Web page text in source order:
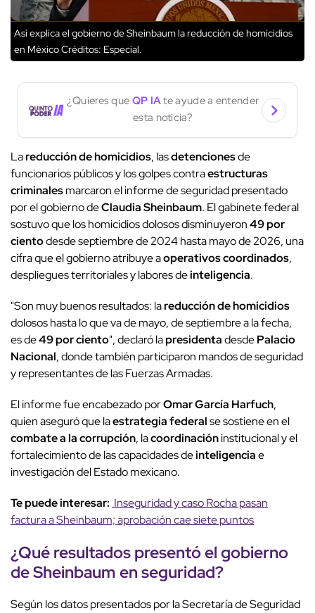
Así explica el gobierno de Sheinbaum la reducción de homicidios
en MéxicoCréditos: Especial.
¿Quieres que QP IAte ayude a entender
esta noticia?
Lareducción de homicidios, lasdetencionesde
funcionarios públicos y los golpes contraestructuras
criminalesmarcaron el informe de seguridad presentado
por el gobierno deClaudia Sheinbaum. El gabinete federal
sostuvo que los homicidios dolosos disminuyeron49 por
cientodesde septiembre de 2024 hasta mayo de 2026, una
cifra que el gobierno atribuye aoperativos coordinados,
despliegues territoriales y labores deinteligencia.
"Son muy buenos resultados: lareducción de homicidios
dolosos hasta lo que va de mayo, de septiembre a la fecha,
es de49 por ciento", declaró lapresidentadesdePalacio
Nacional, donde también participaron mandos de seguridad
y representantes de las Fuerzas Armadas.
El informe fue encabezado porOmar García Harfuch,
quien aseguró que laestrategia federalse sostiene en el
combate a la corrupción, lacoordinacióninstitucional y el
fortalecimiento de las capacidades deinteligenciae
investigación del Estado mexicano.
Te puede interesar: Inseguridad y caso Rocha pasan
factura a Sheinbaum; aprobación cae siete puntos
¿Qué resultados presentó el gobierno
de Sheinbaum en seguridad?
Según los datos presentados por la Secretaría de Seguridad